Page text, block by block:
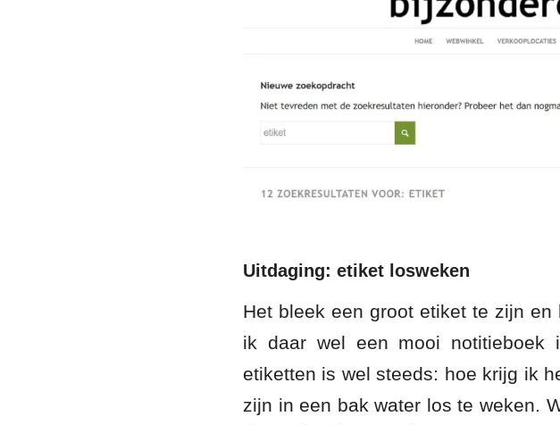
Uitdaging: etiket losweken
Het bleek een groot etiket te zijn
ik daar wel een mooi notitieboek
etiketten is wel steeds: hoe krijg ik
zijn in een bak water los te weken.